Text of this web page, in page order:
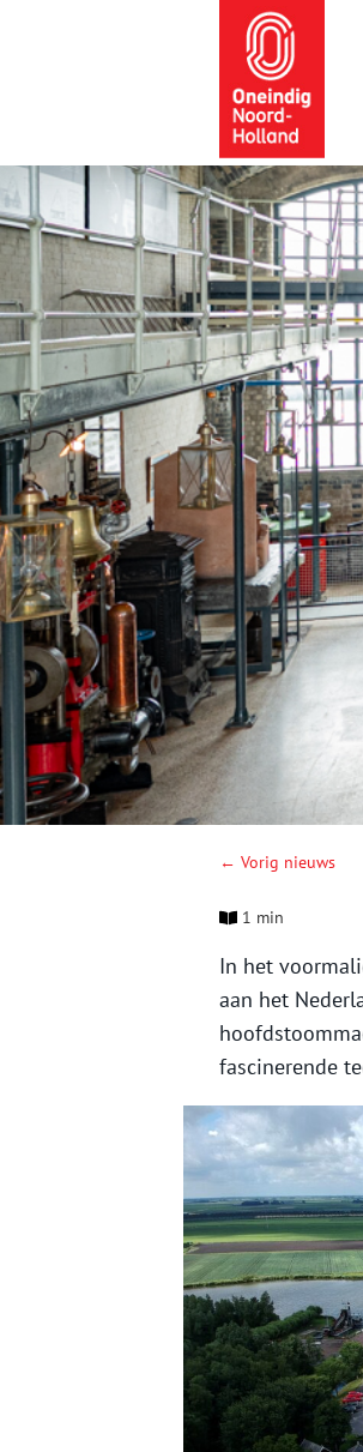
← Vorig nieuws
1 min
In het
aan het
fascinerende